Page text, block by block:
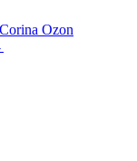
Ozon